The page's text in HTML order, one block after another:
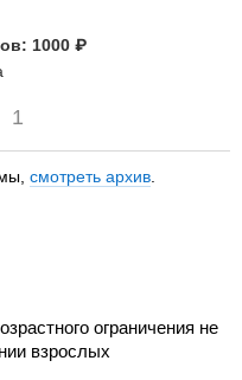
1000 ₽
1
смотреть архив
ограничения не
взрослых